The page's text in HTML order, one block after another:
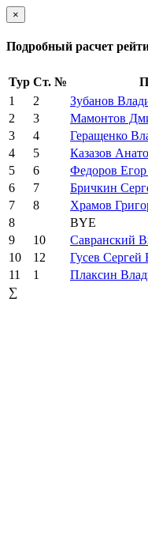
×
Подробный расчет
Тур Ст. №
1
2 Зубанов
2
3 Мамонтов
3
4 Геращенко
4
5 Казазов
5
6 Федоров
6
7 Бричкин
7
8 Храмов
8
BYE
9
10 Савранский
10
12 Гусев Сергей
11
1 Плаксин
∑